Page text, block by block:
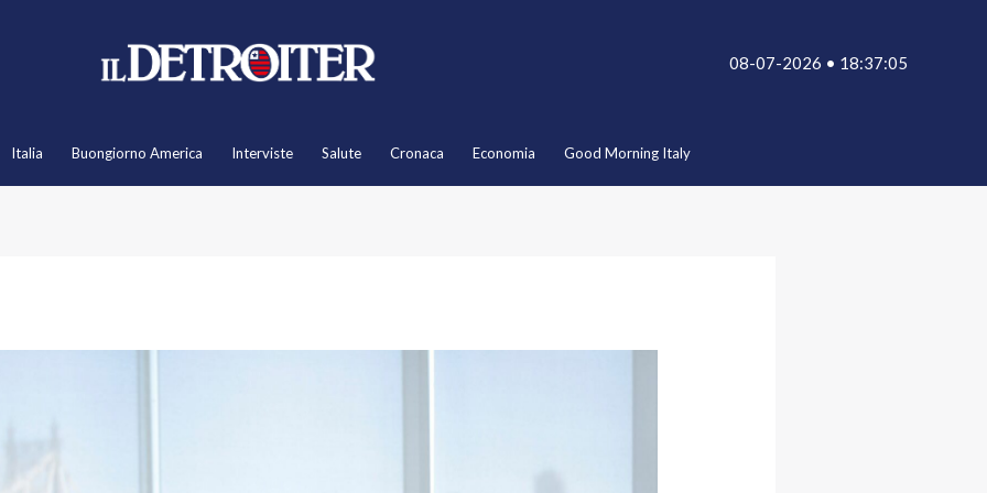
08-07-2026 • 18:37:05
Italia Buongiorno America Interviste Salute Cronaca Economia Good Morning Italy